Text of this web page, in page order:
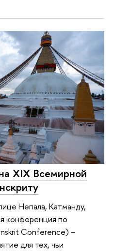
XIX Всемирной
Непала, Катманду,
конференция по
Conference) –
для тех, чьи